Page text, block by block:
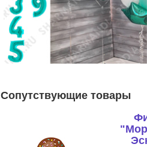
Сопутствующие товары